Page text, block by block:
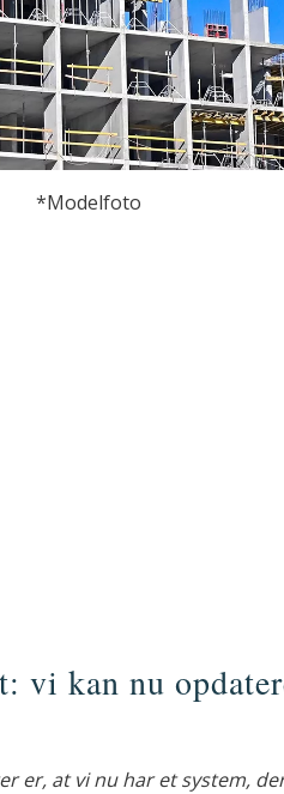
*Modelfoto
vi kan nu
er, at vi nu har et system,